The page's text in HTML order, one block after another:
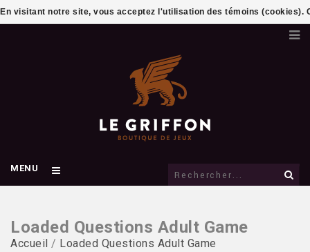
MENU
Loaded Questions Adult Game
Accueil / Loaded Questions Adult Game
En visitant notre site, vous acceptez l'utilisation des témoins